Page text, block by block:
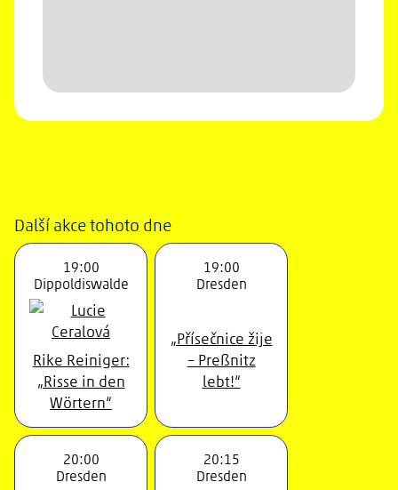
Další akce tohoto dne
19:00
Dippoldiswalde
Rike Reiniger:
„Risse in den
Wörtern“
19:00
Dresden
„Přísečnice žije
– Preßnitz
lebt!“
20:00
Dresden
20:15
Dresden